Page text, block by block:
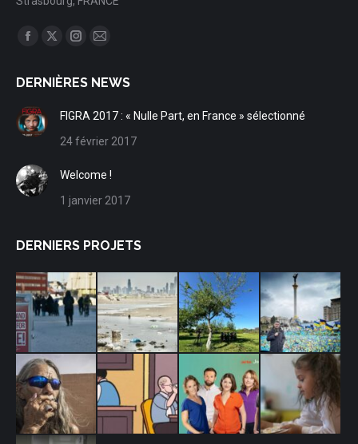
Trouvez nous sur :
Facebook
opens
in
new
window
X
opens
window
Instagram
opens
window
Mail
opens
window
DERNIÈRES NEWS
FIGRA 2017 : « Nulle Part, en France » sélectionné
24 février 2017
Welcome !
1 janvier 2017
DERNIERS PROJETS